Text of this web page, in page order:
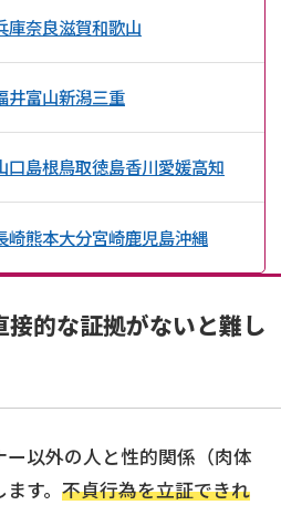
庫奈良滋賀和歌山
井富山新潟三重
口島根鳥取徳島香川愛媛高知
崎熊本大分宮崎鹿児島沖縄
的な証拠がないと難し
以外の人と性的関係（肉体
す。 不貞行為を立証できれ